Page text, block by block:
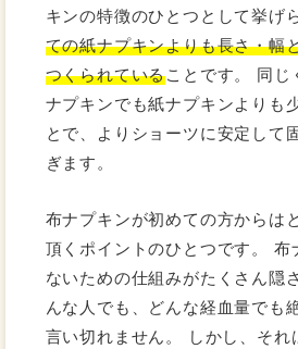
キンの特徴のひとつとして挙げ
ての紙ナプキンよりも長さ・幅
つくられていることです。 同じ
ナプキンでも紙ナプキンよりも
とで、よりショーツに安定して
ぎます。
布ナプキンが初めての方からは
頂くポイントのひとつです。 布
ないための仕組みがたくさん隠
んな人でも、どんな経血量でも
言い切れません。 しかし、それ